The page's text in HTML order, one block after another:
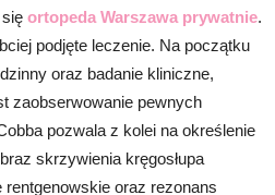
ortopeda Warszawa prywatnie.
podjęte leczenie. Na początku
oraz badanie kliniczne,
zaobserwowanie pewnych
pozwala z kolei na określenie
skrzywienia kręgosłupa
oraz rezonans